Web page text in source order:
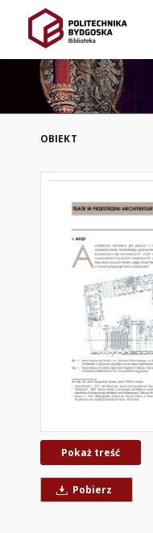
OBIEKT
Pokaż treść
Pobierz